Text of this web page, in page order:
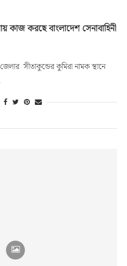
কাজ করছে বাংলাদেশ সেনাবাহিনী
সীতাকুন্ডের কুমিরা নামক স্থানে